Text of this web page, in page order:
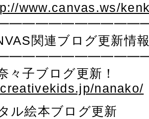
www.canvas.ws/
関連ブログ更新情
々子ブログ更新！
nanako/
ル絵本ブログ更新